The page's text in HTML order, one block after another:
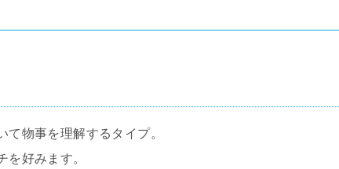
て物事を理解するタイプ。
を好みます。